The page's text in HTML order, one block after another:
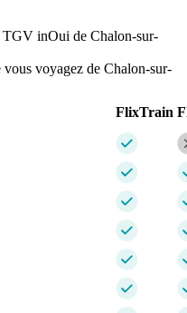
inOui de Chalon-sur-
vous voyagez de Chalon-sur-
FlixTrain